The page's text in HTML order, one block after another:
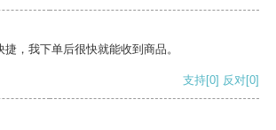
，我下单后很快就能收到商品。
支持[0] 反对[0]